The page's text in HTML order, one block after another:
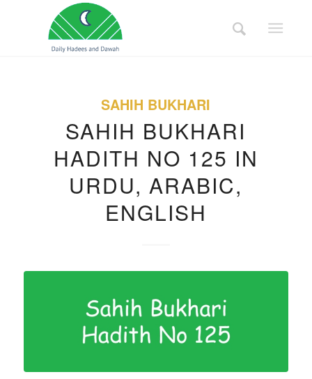
SAHIH BUKHARI
SAHIH BUKHARI
HADITH NO 125 IN
URDU, ARABIC,
ENGLISH